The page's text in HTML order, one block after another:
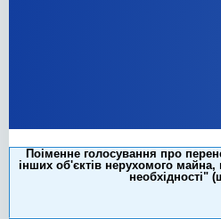
Поіменне голосування про
інших об'єктів нерухомого майна,
необхідності"